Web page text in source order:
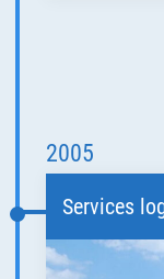
2005
Services